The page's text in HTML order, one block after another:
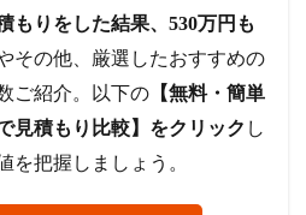
りをした結果、530万円も
その他、厳選したおすすめの
ご紹介。以下の 【無料・簡単
見積もり比較】をクリック し
を把握しましょう。